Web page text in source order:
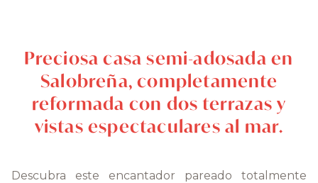
Preciosa casa semi-adosada en
Salobreña, completamente
reformada con dos terrazas y
vistas espectaculares al mar.
Descubra este encantador pareado totalmente